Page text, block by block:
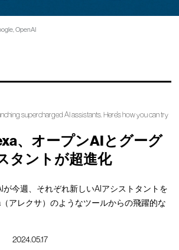
OpenAI
supercharged AI assistants. Here's how you can try
、オープンAIとグーグ
タントが超進化
が今週、それぞれ新しいAIアシストタントを
アレクサ）のようなツールからの飛躍的な
2024.05.17